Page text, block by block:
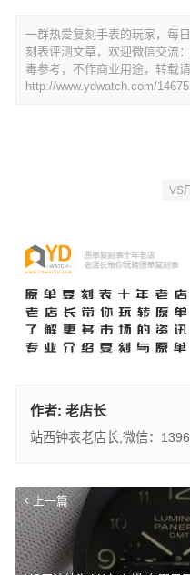
一群热爱复刻手表的玩家，每
刻表评测文章，欢迎微信交流
毒参考，不作商业用途，转载
http://www.ydwatch.com/
VS
作者: 老店长
站西钟表老店长,微信：
上一篇